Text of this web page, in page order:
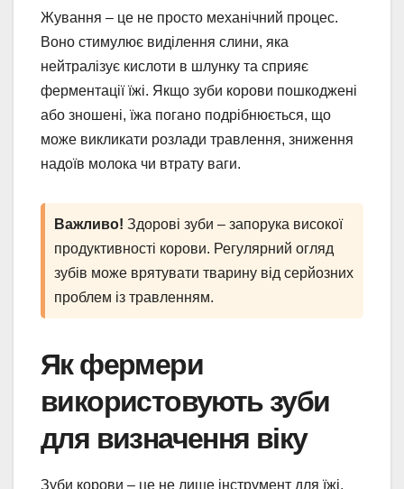
Жування – це не просто механічний процес.
Воно стимулює виділення слини, яка
нейтралізує кислоти в шлунку та сприяє
ферментації їжі. Якщо зуби корови пошкоджені
або зношені, їжа погано подрібнюється, що
може викликати розлади травлення, зниження
надоїв молока чи втрату ваги.
Важливо! Здорові зуби – запорука високої
продуктивності корови. Регулярний огляд
зубів може врятувати тварину від серйозних
проблем із травленням.
Як фермери
використовують зуби
для визначення віку
Зуби корови – це не лише інструмент для їжі,